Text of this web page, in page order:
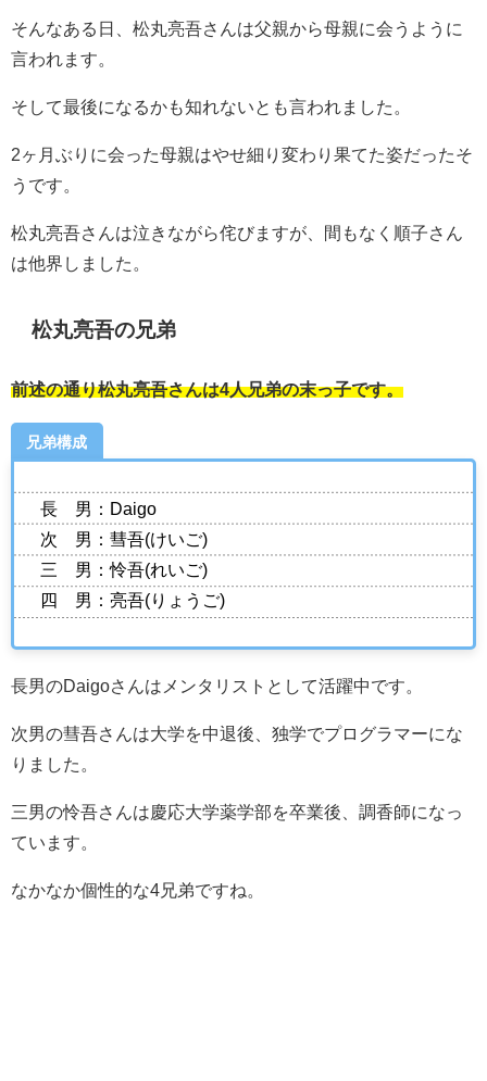
そんなある日、松丸亮吾さんは父親から母親に会うように
言われます。
そして最後になるかも知れないとも言われました。
2ヶ月ぶりに会った母親はやせ細り変わり果てた姿だったそ
うです。
松丸亮吾さんは泣きながら侘びますが、間もなく順子さん
は他界しました。
松丸亮吾の兄弟
前述の通り松丸亮吾さんは4人兄弟の末っ子です。
兄弟構成
長 男：Daigo
次 男：彗吾(けいご)
三 男：怜吾(れいご)
四 男：亮吾(りょうご)
長男のDaigoさんはメンタリストとして活躍中です。
次男の彗吾さんは大学を中退後、独学でプログラマーにな
りました。
三男の怜吾さんは慶応大学薬学部を卒業後、調香師になっ
ています。
なかなか個性的な4兄弟ですね。